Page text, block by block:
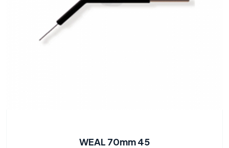
WEAL 70mm 45